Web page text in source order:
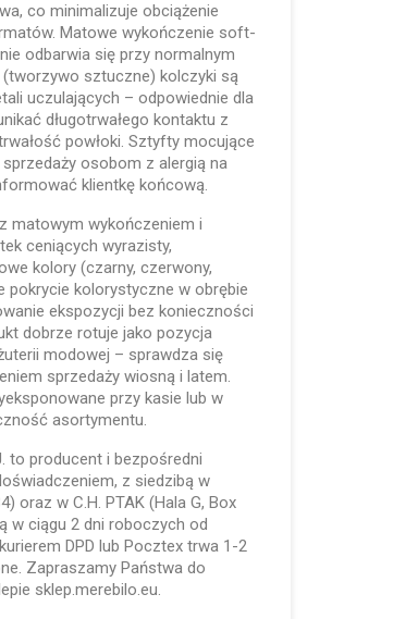
co minimalizuje obciążenie
Matowe wykończenie soft-
odbarwia się przy normalnym
(tworzywo sztuczne) kolczyki są
uczulających – odpowiednie dla
długotrwałego kontaktu z
powłoki. Sztyfty mocujące
osobom z alergią na
klientkę końcową.
matowym wykończeniem i
ceniących wyrazisty,
kolory (czarny, czerwony,
pokrycie kolorystyczne w obrębie
ekspozycji bez konieczności
dobrze rotuje jako pozycja
modowej – sprawdza się
sprzedaży wiosną i latem.
przy kasie lub w
asortymentu.
to producent i bezpośredni
z siedzibą w
oraz w C.H. PTAK (Hala G, Box
w ciągu 2 dni roboczych od
DPD lub Pocztex trwa 1-2
Zapraszamy Państwa do
sklep.merebilo.eu.